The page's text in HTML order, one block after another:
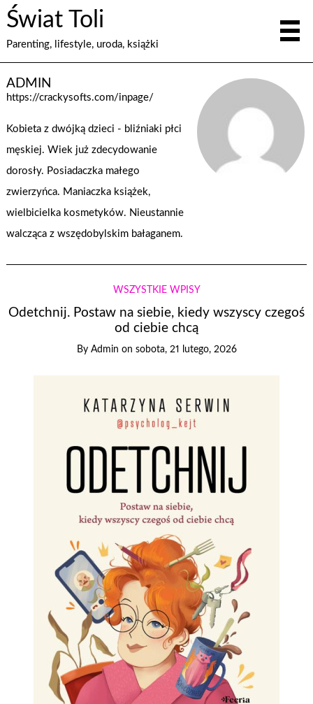
Świat Toli
Parenting, lifestyle, uroda, książki
ADMIN
https://crackysofts.com/inpage/
Kobieta z dwójką dzieci - bliźniaki płci
męskiej. Wiek już zdecydowanie
dorosły. Posiadaczka małego
zwierzyńca. Maniaczka książek,
wielbicielka kosmetyków. Nieustannie
walcząca z wszędobylskim bałaganem.
WSZYSTKIE WPISY
Odetchnij. Postaw na siebie, kiedy wszyscy czegoś
od ciebie chcą
By Admin on sobota, 21 lutego, 2026